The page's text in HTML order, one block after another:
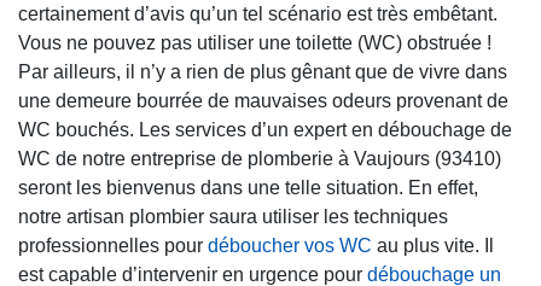
certainement d’avis qu’un tel scénario est très embêtant.
Vous ne pouvez pas utiliser une toilette (WC) obstruée !
Par ailleurs, il n’y a rien de plus gênant que de vivre dans
une demeure bourrée de mauvaises odeurs provenant de
WC bouchés. Les services d’un expert en débouchage de
WC de notre entreprise de plomberie à Vaujours (93410)
seront les bienvenus dans une telle situation. En effet,
notre artisan plombier saura utiliser les techniques
professionnelles pour déboucher vos WC au plus vite. Il
est capable d’intervenir en urgence pour débouchage un